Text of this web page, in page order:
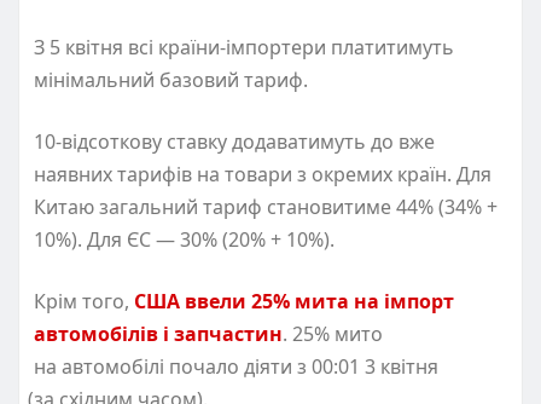
З 5 квітня всі країни-імпортери платитимуть
мінімальний базовий тариф.
10-відсоткову ставку додаватимуть до вже
наявних тарифів на товари з окремих країн. Для
Китаю загальний тариф становитиме 44%(34% +
10%). Для ЄС — 30%(20% + 10%).
Крім того, США ввели 25% мита на імпорт
автомобілів і запчастин. 25% мито
на автомобілі почало діяти з 00:01 3 квітня